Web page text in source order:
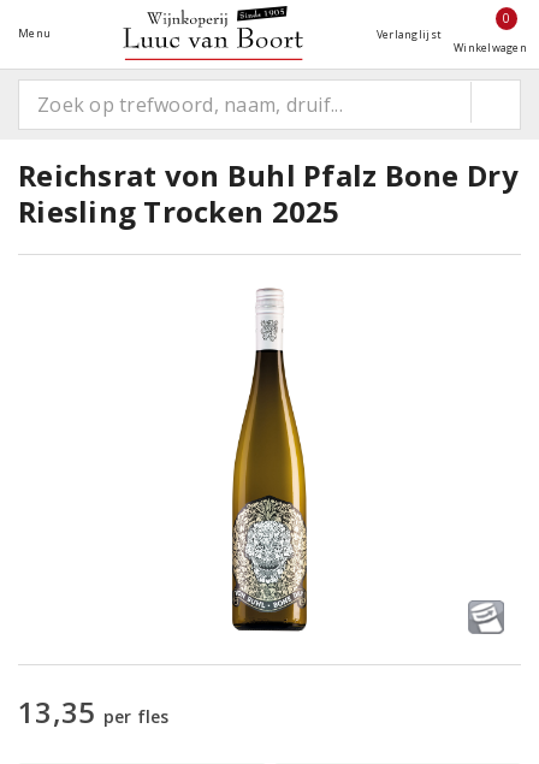
Menu Verlanglijst
0
Winkelwagen
Reichsrat von Buhl Pfalz Bone Dry
Riesling Trocken 2025
13,35 per fles